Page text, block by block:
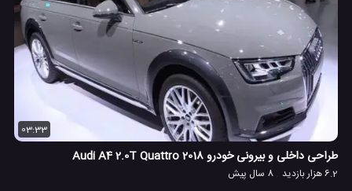
03:33
طراحی داخلی و بیرونی خودرو 2018 Audi A4 2.0T Quattro
6.2 هزار بازدید 8 سال پیش